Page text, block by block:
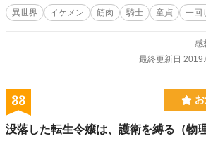
異世界 イケメン 筋肉 騎士 童貞 一回
感
最終更新日
33
没落した転生令嬢は、護衛を縛る（物